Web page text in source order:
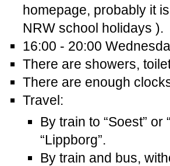
homepage, probably it
NRW school holidays ).
16:00 - 20:00
There are showers,
There are enough
Travel:
By train to “Soest”
“Lippborg”.
By train and bus,